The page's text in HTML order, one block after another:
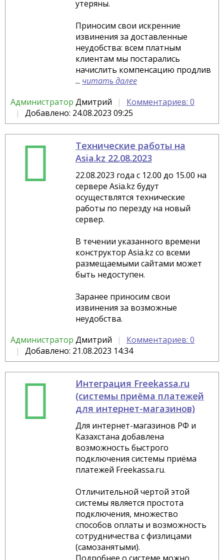
утеряны.
Приносим свои искренние
извинения за доставленные
неудобства: всем платным
клиентам мы постарались
начислить компенсацию продлив
... читать далее
Администратор Дмитрий
Комментариев: 0
Добавлено: 24.08.2023 09:25
Технические работы на
Asia.kz 22.08.2023
22.08.2023 года с 12.00 до 15.00 на
сервере Asia.kz будут
осуществлятся технические
работы по перезду на новый
сервер.
В течении указанного времени
конструктор Asia.kz со всеми
размещаемыми сайтами может
быть недоступен.
Заранее приносим свои
извинения за возможные
неудобства.
Администратор Дмитрий
Комментариев: 0
Добавлено: 21.08.2023 14:34
Интеграция Freekassa.ru
(системы приёма платежей
для интернет-магазинов)
Для интернет-магазинов РФ и
Казахстана добавлена
возможность быстрого
подключения системы приёма
платежей Freekassa.ru.
Отличительной чертой этой
системы является простота
подключения, множество
способов оплаты и возможность
сотрудничества с физлицами
(самозанятыми).